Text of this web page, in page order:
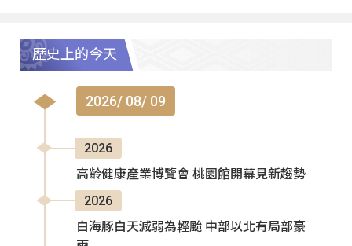
歷史上的今天
2026/ 08/ 09
2026
高齡健康產業博覽會 桃園館開幕見新趨勢
2026
白海豚白天減弱為輕颱 中部以北有局部豪